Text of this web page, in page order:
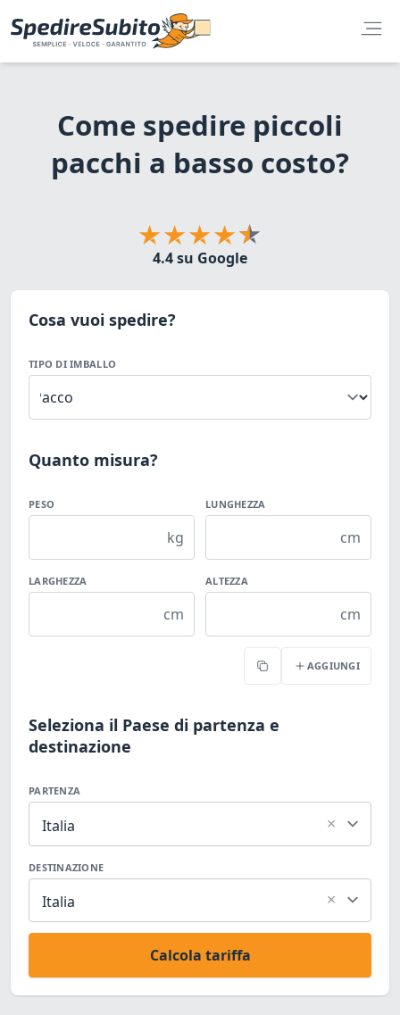
Come spedire piccoli
pacchi a basso costo?
4.4 su Google
Cosa vuoi spedire?
TIPO DI IMBALLO
Quanto misura?
PESO
kg
LUNGHEZZA
cm
LARGHEZZA
cm
ALTEZZA
cm
Copia AGGIUNGI
Seleziona il Paese di partenza e
destinazione
PARTENZA
Italia ×
DESTINAZIONE
Italia ×
Calcola tariffa